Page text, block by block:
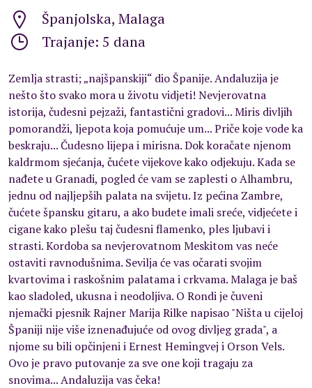
Španjolska, Malaga
Trajanje: 5 dana
Zemlja strasti; „najšpanskiji“ dio Španije. Andaluzija je
nešto što svako mora u životu vidjeti! Nevjerovatna
istorija, čudesni pejzaži, fantastični gradovi... Miris divljih
pomorandži, ljepota koja pomućuje um... Priče koje vode ka
beskraju... Čudesno lijepa i mirisna. Dok koračate njenom
kaldrmom sjećanja, čućete vijekove kako odjekuju. Kada se
nađete u Granadi, pogled će vam se zaplesti o Alhambru,
jednu od najljepših palata na svijetu. Iz pećina Zambre,
čućete špansku gitaru, a ako budete imali sreće, vidjećete i
cigane kako plešu taj čudesni flamenko, ples ljubavi i
strasti. Kordoba sa nevjerovatnom Meskitom vas neće
ostaviti ravnodušnima. Sevilja će vas očarati svojim
kvartovima i raskošnim palatama i crkvama. Malaga je baš
kao sladoled, ukusna i neodoljiva. O Rondi je čuveni
njemački pjesnik Rajner Marija Rilke napisao "Ništa u cijeloj
Španiji nije više iznenađujuće od ovog divljeg grada", a
njome su bili opčinjeni i Ernest Hemingvej i Orson Vels.
Ovo je pravo putovanje za sve one koji tragaju za
snovima... Andaluzija vas čeka!